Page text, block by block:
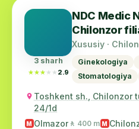
3 sharh
★★★★★
★★★★★ 2.9
NDC Medic
Chilonzor
Xususiy ·
Ginekologiya
Stomatologiya
Toshkent sh., Chilonzor
24/1d
M Olmazor 🚶 400 m M